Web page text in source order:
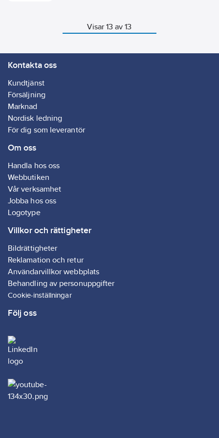
Visar 13 av 13
Kontakta oss
Kundtjänst
Försäljning
Marknad
Nordisk ledning
För dig som leverantör
Om oss
Handla hos oss
Webbutiken
Vår verksamhet
Jobba hos oss
Logotype
Villkor och rättigheter
Bildrättigheter
Reklamation och retur
Användarvillkor webbplats
Behandling av personuppgifter
Cookie-inställningar
Följ oss